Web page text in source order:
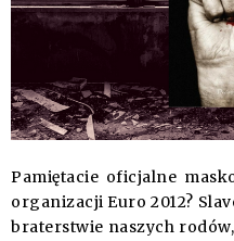
Pamiętacie oficjalne
organizacji Euro 2012?
braterstwie naszych